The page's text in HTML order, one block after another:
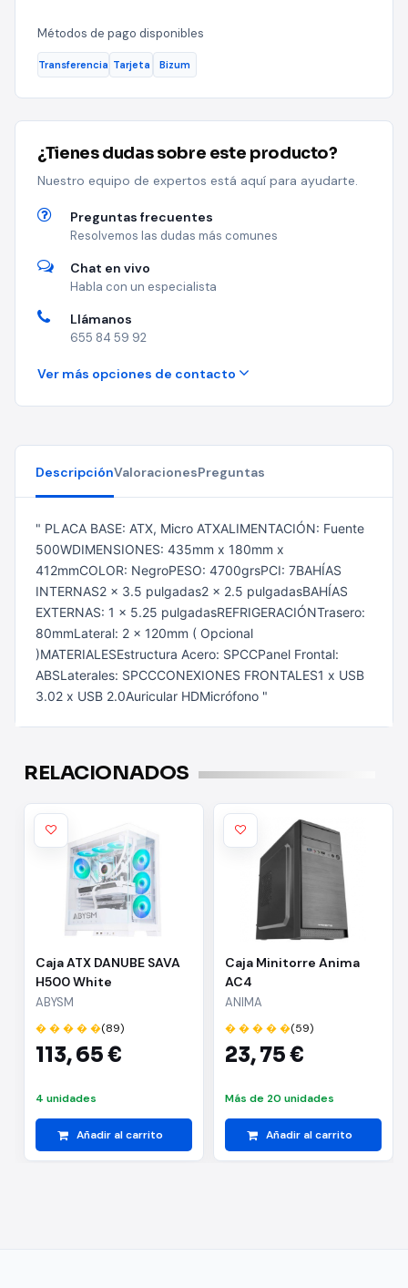
Métodos de pago disponibles
Transferencia Tarjeta Bizum
¿Tienes dudas sobre este producto?
Nuestro equipo de expertos está aquí para ayudarte.
Preguntas frecuentes
Resolvemos las dudas más comunes
Chat en vivo
Habla con un especialista
Llámanos
655 84 59 92
Ver más opciones de contacto
DescripciónValoracionesPreguntas
" PLACA BASE: ATX, Micro ATXALIMENTACIÓN: Fuente
500WDIMENSIONES: 435mm x 180mm x
412mmCOLOR: NegroPESO: 4700grsPCI: 7BAHÍAS
INTERNAS2 x 3.5 pulgadas2 x 2.5 pulgadasBAHÍAS
EXTERNAS: 1 x 5.25 pulgadasREFRIGERACIÓNTrasero:
80mmLateral: 2 x 120mm ( Opcional
)MATERIALESEstructura Acero: SPCCPanel Frontal:
ABSLaterales: SPCCCONEXIONES FRONTALES1 x USB
3.02 x USB 2.0Auricular HDMicrófono "
RELACIONADOS
Caja ATX DANUBE SAVA
H500 White
ABYSM
� � � � �(89)
113,65 €
4 unidades
Añadir al carrito
Caja Minitorre Anima
AC4
ANIMA
� � � � �(59)
23,75 €
Más de 20 unidades
Añadir al carrito